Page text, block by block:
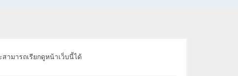
ามารถเรียกดูหน้าเว็บนี้ได้